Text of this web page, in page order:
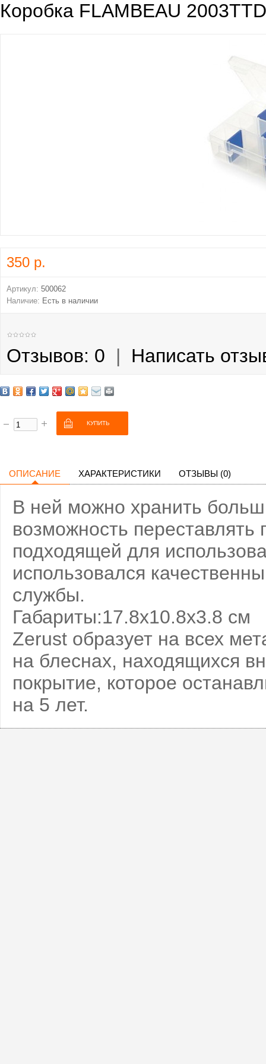
Коробка FLAMBEAU 2003TTD
350 р.
Артикул: 500062
Наличие: Есть в наличии
Отзывов: 0 | Написать
ОПИСАНИЕ ХАРАКТЕРИСТИКИ ОТЗЫВЫ (0)
В ней можно хранить
возможность переставлять
подходящей для
использовался
службы.
Габариты:17.8х10.8х3.8 см
Zerust образует на всех
на блеснах, находящихся
покрытие, которое
на 5 лет.